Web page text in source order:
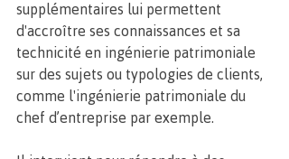
supplémentaires lui permettent
d'accroître ses connaissances et sa
technicité en ingénierie patrimoniale
sur des sujets ou typologies de clients,
comme l'ingénierie patrimoniale du
chef d’entreprise par exemple.